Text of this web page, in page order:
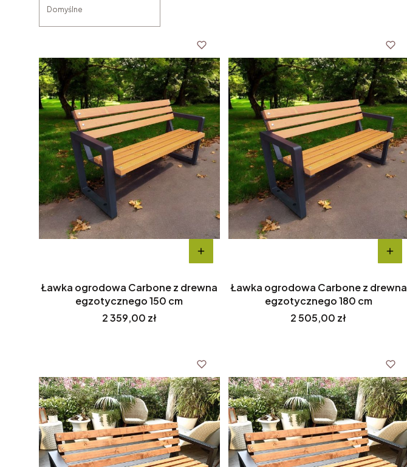
Domyślne
Ławka ogrodowa Carbone z drewna
egzotycznego 150 cm
Cena
2 359,00 zł
Ławka ogrodowa Carbone z drewna
egzotycznego 180 cm
Cena
2 505,00 zł